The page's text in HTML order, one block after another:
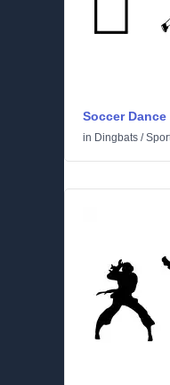
Soccer Dance
in Dingbats /